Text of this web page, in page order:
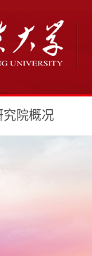
究院概况